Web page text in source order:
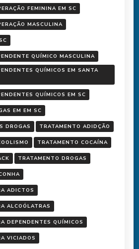
FEMININA EM SC
MASCULINA
QUÍMICO MASCULINA
QUÍMICOS EM SANTA
QUÍMICOS EM SC
EM EM SC
DROGAS TRATAMENTO ADIDÇÃO
TRATAMENTO COCAÍNA
TRATAMENTO DROGAS
ADICTOS
ALCOÓLATRAS
DEPENDENTES QUÍMICOS
VICIADOS